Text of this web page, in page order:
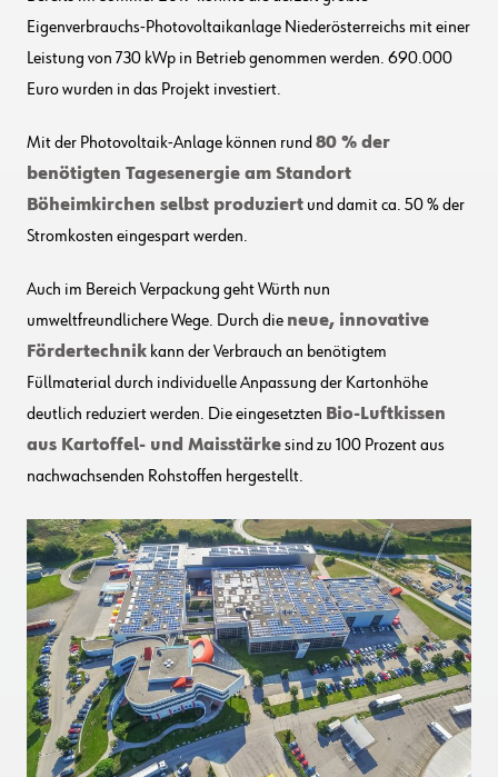
Eigenverbrauchs-Photovoltaikanlage Niederösterreichs mit einer
Leistung von 730 kWp in Betrieb genommen werden. 690.000
Euro wurden in das Projekt investiert.
Mit der Photovoltaik-Anlage können rund 80 % der
benötigten Tagesenergie am Standort
Böheimkirchen selbst produziert und damit ca. 50 % der
Stromkosten eingespart werden.
Auch im Bereich Verpackung geht Würth nun
umweltfreundlichere Wege. Durch die neue, innovative
Fördertechnik kann der Verbrauch an benötigtem
Füllmaterial durch individuelle Anpassung der Kartonhöhe
deutlich reduziert werden. Die eingesetzten Bio-Luftkissen
aus Kartoffel- und Maisstärkesind zu 100 Prozent aus
nachwachsenden Rohstoffen hergestellt.